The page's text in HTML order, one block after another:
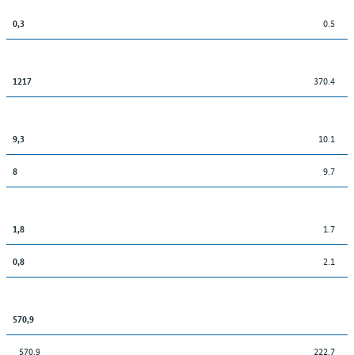
0,3 0.5
1217 370.4
9,3 10.1
8 9.7
1,8 1.7
0,8 2.1
570,9
570,9 222.7